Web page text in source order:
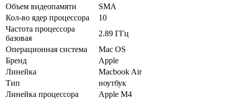
Объем видеопамяти
SMA
Кол-во ядер процессора
10
Частота процессора
базовая
2.89 ГГц
Операционная система
Mac OS
Бренд
Apple
Линейка
Macbook Air
Тип
ноутбук
Линейка процессора
Apple M4